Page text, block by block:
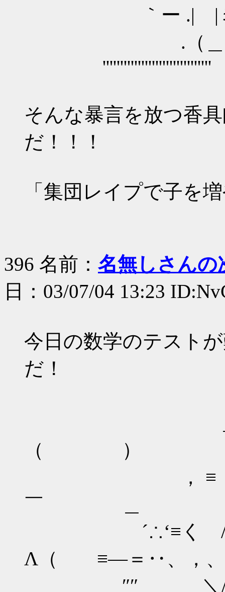
｀ー .| |
.（＿
'''''''''''''''''''''''''''''''
そんな暴言を放つ香
だ！！！
「集団レイプで子を
396 名前： 名無しさんの
日：03/07/04 13:23
今日の数学のテスト
だ！
（ ）
， ≡ ） （
￣ ＿
´∴‘≡く /
Λ（ ≡―＝‥、，、
″″ ＼/ Λ＿|